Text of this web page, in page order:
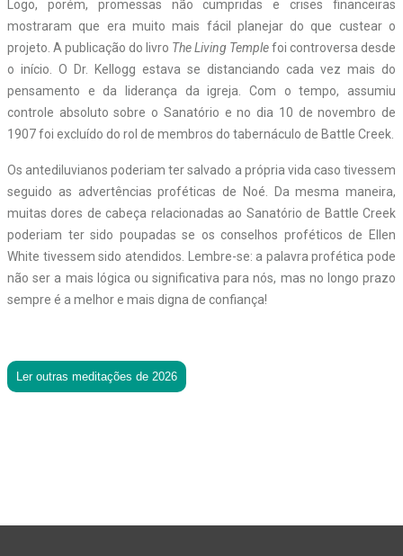
Logo, porém, promessas não cumpridas e crises financeiras
mostraram que era muito mais fácil planejar do que custear o
projeto. A publicação do livro The Living Templefoi controversa desde
o início. O Dr. Kellogg estava se distanciando cada vez mais do
pensamento e da liderança da igreja. Com o tempo, assumiu
controle absoluto sobre o Sanatório e no dia 10 de novembro de
1907 foi excluído do rol de membros do tabernáculo de Battle Creek.
Os antediluvianos poderiam ter salvado a própria vida caso tivessem
seguido as advertências proféticas de Noé. Da mesma maneira,
muitas dores de cabeça relacionadas ao Sanatório de Battle Creek
poderiam ter sido poupadas se os conselhos proféticos de Ellen
White tivessem sido atendidos. Lembre-se: a palavra profética pode
não ser a mais lógica ou significativa para nós, mas no longo prazo
sempre é a melhor e mais digna de confiança!
Ler outras meditações de 2026